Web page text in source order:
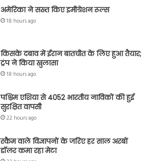
अमेरिका ने सख्त किए इमीग्रेशन रूल्स
18 hours ago
किसके दबाव में ईरान बातचीत के लिए हुआ तैयार;
ट्रंप ने किया खुलासा
18 hours ago
पश्चिम एशिया से 4052 भारतीय नाविकों की हुई
सुरक्षित वापसी
22 hours ago
स्कैम वाले विज्ञापनों के जरिए हर साल अरबों
डॉलर कमा रहा मेटा